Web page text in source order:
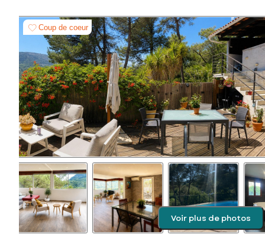
Coup de coeur
Voir plus de photos